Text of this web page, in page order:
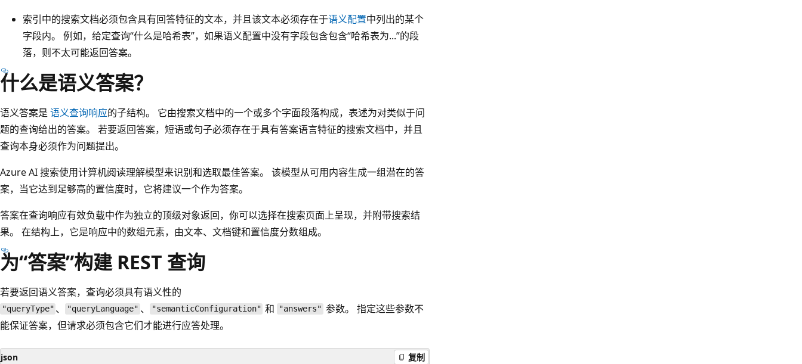
索引中的搜索文档必须包含具有回答特征的文本，并且该文本必须存在于语义配置中列出的某个
字段内。 例如，给定查询“什么是哈希表”，如果语义配置中没有字段包含包含“哈希表为...”的段
落，则不太可能返回答案。
什么是语义答案？
语义答案是 语义查询响应的子结构。 它由搜索文档中的一个或多个字面段落构成，表述为对类似于问
题的查询给出的答案。 若要返回答案，短语或句子必须存在于具有答案语言特征的搜索文档中，并且
查询本身必须作为问题提出。
Azure AI 搜索使用计算机阅读理解模型来识别和选取最佳答案。 该模型从可用内容生成一组潜在的答
案，当它达到足够高的置信度时，它将建议一个作为答案。
答案在查询响应有效负载中作为独立的顶级对象返回，你可以选择在搜索页面上呈现，并附带搜索结
果。 在结构上，它是响应中的数组元素，由文本、文档键和置信度分数组成。
为“答案”构建 REST 查询
若要返回语义答案，查询必须具有语义性的
"queryType" 、 "queryLanguage" 、 "semanticConfiguration" 和 "answers" 参数。 指定这些参数不
能保证答案，但请求必须包含它们才能进行应答处理。
json 复制